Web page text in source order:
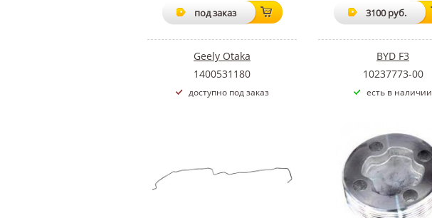
под заказ
Geely Otaka
1400531180
доступно под заказ
3100 руб.
BYD F3
10237773-00
есть в наличии